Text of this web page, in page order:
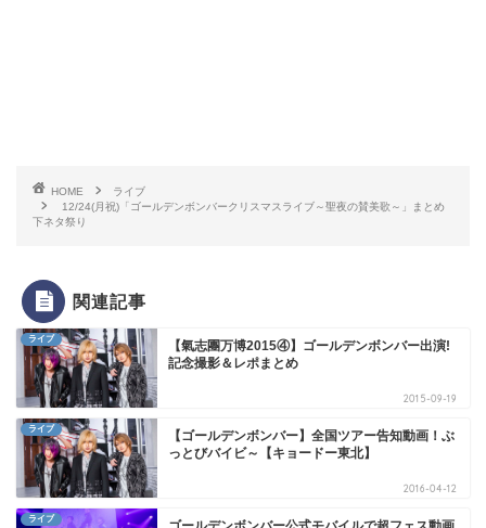
HOME
ライブ
12/24(月祝)「ゴールデンボンバークリスマスライブ～聖夜の賛美歌～」まとめ
下ネタ祭り
関連記事
ライブ
【氣志團万博2015④】ゴールデンボンバー出演!
記念撮影＆レポまとめ
2015-09-19
ライブ
【ゴールデンボンバー】全国ツアー告知動画！ぶ
っとびバイビ～【キョードー東北】
2016-04-12
ライブ